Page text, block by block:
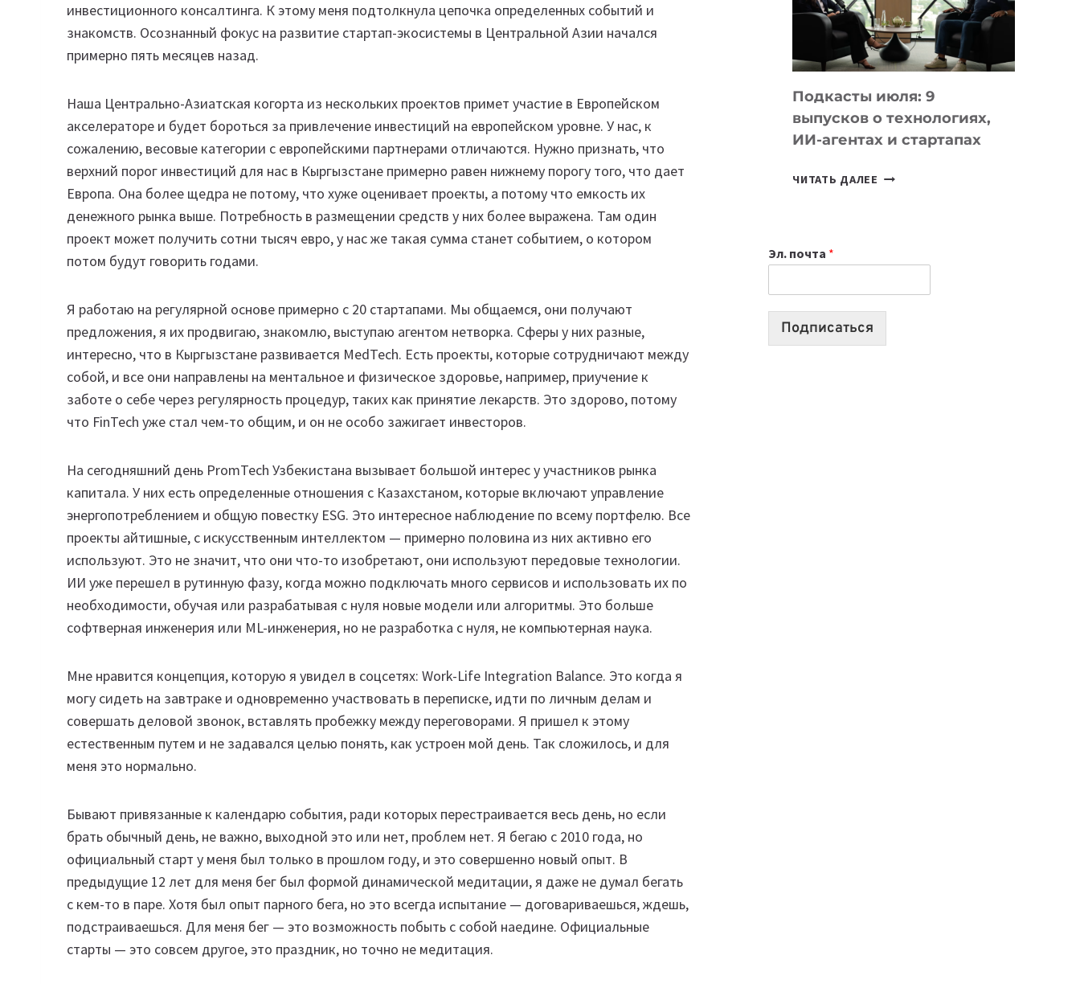
инвестиционного консалтинга. К этому меня подтолкнула цепочка определенных событий и
знакомств. Осознанный фокус на развитие стартап-экосистемы в Центральной Азии начался
примерно пять месяцев назад.
Наша Центрально-Азиатская когорта из нескольких проектов примет участие в Европейском
акселераторе и будет бороться за привлечение инвестиций на европейском уровне. У нас, к
сожалению, весовые категории с европейскими партнерами отличаются. Нужно признать, что
верхний порог инвестиций для нас в Кыргызстане примерно равен нижнему порогу того, что дает
Европа. Она более щедра не потому, что хуже оценивает проекты, а потому что емкость их
денежного рынка выше. Потребность в размещении средств у них более выражена. Там один
проект может получить сотни тысяч евро, у нас же такая сумма станет событием, о котором
потом будут говорить годами.
Я работаю на регулярной основе примерно с 20 стартапами. Мы общаемся, они получают
предложения, я их продвигаю, знакомлю, выступаю агентом нетворка. Сферы у них разные,
интересно, что в Кыргызстане развивается MedTech. Есть проекты, которые сотрудничают между
собой, и все они направлены на ментальное и физическое здоровье, например, приучение к
заботе о себе через регулярность процедур, таких как принятие лекарств. Это здорово, потому
что FinTech уже стал чем-то общим, и он не особо зажигает инвесторов.
На сегодняшний день PromTech Узбекистана вызывает большой интерес у участников рынка
капитала. У них есть определенные отношения с Казахстаном, которые включают управление
энергопотреблением и общую повестку ESG. Это интересное наблюдение по всему портфелю. Все
проекты айтишные, с искусственным интеллектом — примерно половина из них активно его
используют. Это не значит, что они что-то изобретают, они используют передовые технологии.
ИИ уже перешел в рутинную фазу, когда можно подключать много сервисов и использовать их по
необходимости, обучая или разрабатывая с нуля новые модели или алгоритмы. Это больше
софтверная инженерия или ML-инженерия, но не разработка с нуля, не компьютерная наука.
Мне нравится концепция, которую я увидел в соцсетях: Work-Life Integration Balance. Это когда я
могу сидеть на завтраке и одновременно участвовать в переписке, идти по личным делам и
совершать деловой звонок, вставлять пробежку между переговорами. Я пришел к этому
естественным путем и не задавался целью понять, как устроен мой день. Так сложилось, и для
меня это нормально.
Бывают привязанные к календарю события, ради которых перестраивается весь день, но если
брать обычный день, не важно, выходной это или нет, проблем нет. Я бегаю с 2010 года, но
официальный старт у меня был только в прошлом году, и это совершенно новый опыт. В
предыдущие 12 лет для меня бег был формой динамической медитации, я даже не думал бегать
с кем-то в паре. Хотя был опыт парного бега, но это всегда испытание — договариваешься, ждешь,
подстраиваешься. Для меня бег — это возможность побыть с собой наедине. Официальные
старты — это совсем другое, это праздник, но точно не медитация.
2026:
10
ЛУЧШИХ
ДЛЯ
УЧЕБЫ
Подкасты июля: 9
выпусков о технологиях,
ИИ-агентах и стартапах
ЧИТАТЬ ДАЛЕЕ ПОДКАСТЫ
ИИ-
АГЕНТАХ
Эл. почта *
Подписаться